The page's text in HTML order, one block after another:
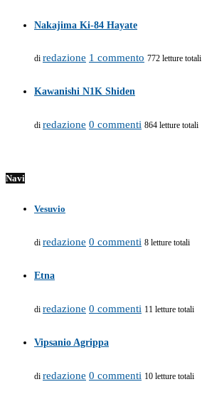
Nakajima Ki-84 Hayate
di redazione 1 commento 772 letture totali
Kawanishi N1K Shiden
di redazione 0 commenti 864 letture totali
Navi
Vesuvio
di redazione 0 commenti 8 letture totali
Etna
di redazione 0 commenti 11 letture totali
Vipsanio Agrippa
di redazione 0 commenti 10 letture totali